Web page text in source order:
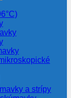
a strípy